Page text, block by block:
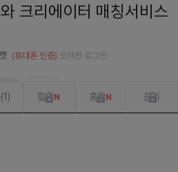
크리에이터 매칭서비스
(휴대폰 인증) 오래전 로그인
(1) 할일 N 홍보N 관리